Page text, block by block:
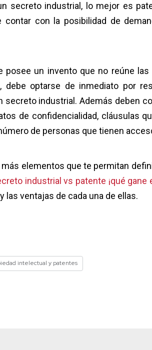
secreto industrial, lo mejor es
contar con la posibilidad de
posee un invento que no reúne
debe optarse de inmediato por
secreto industrial. Además deben
de confidencialidad, cláusulas
de personas que tienen
elementos que te permitan
industrial vs patente ¡qué gane
las ventajas de cada una de ellas.
intelectual y patentes